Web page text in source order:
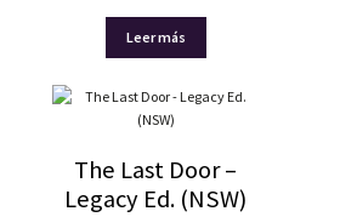
Leer más
The Last Door –
Legacy Ed. (NSW)